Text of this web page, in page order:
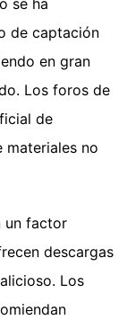
se ha
de captación
en gran
Los foros de
de
materiales no
un factor
descargas
Los